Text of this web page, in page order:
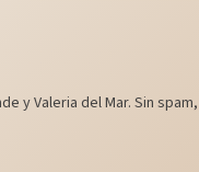
y Valeria del Mar. Sin spam,